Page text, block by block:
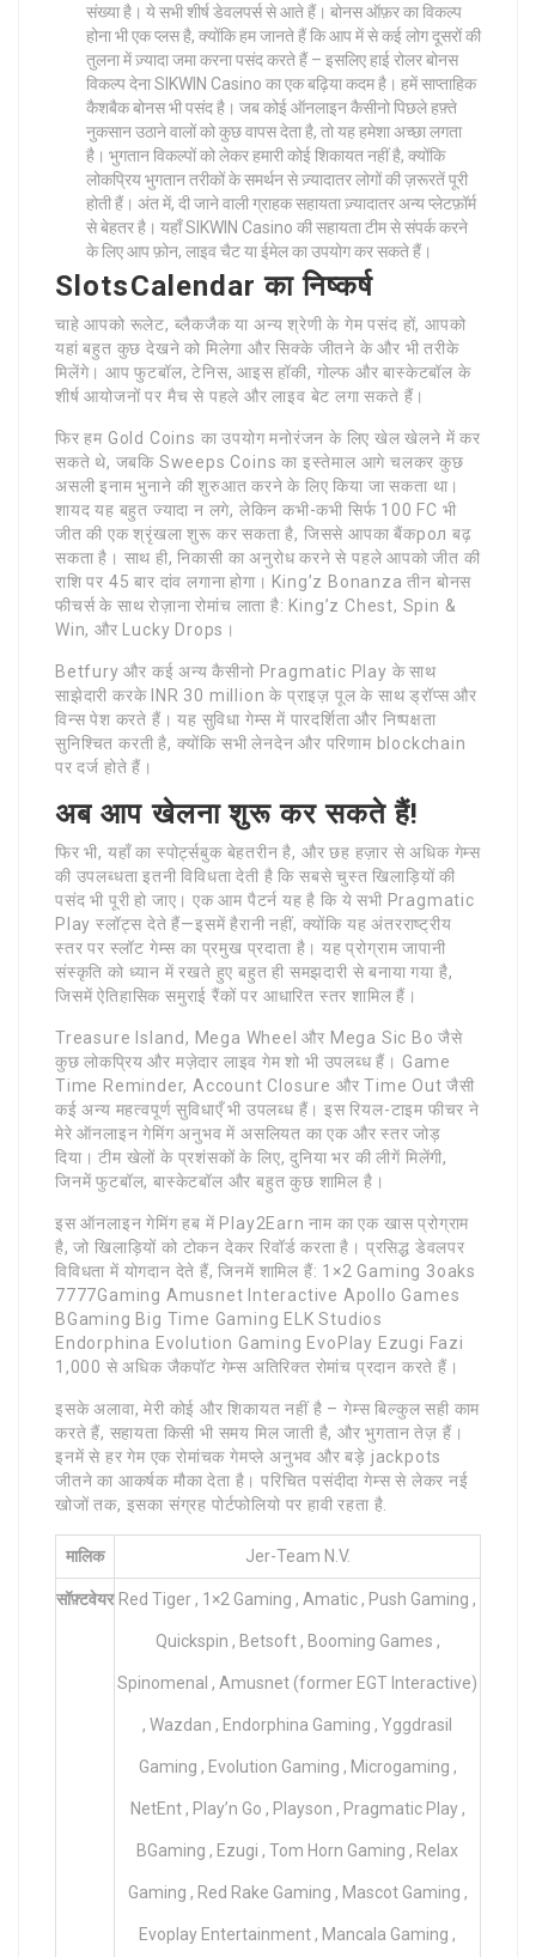
संख्या है। ये सभी शीर्ष डेवलपर्स से आते हैं। बोनस ऑफ़र का विकल्प
होना भी एक प्लस है, क्योंकि हम जानते हैं कि आप में से कई लोग दूसरों की
तुलना में ज़्यादा जमा करना पसंद करते हैं – इसलिए हाई रोलर बोनस
विकल्प देना SIKWIN Casino का एक बढ़िया कदम है। हमें साप्ताहिक
कैशबैक बोनस भी पसंद है। जब कोई ऑनलाइन कैसीनो पिछले हफ़्ते
नुकसान उठाने वालों को कुछ वापस देता है, तो यह हमेशा अच्छा लगता
है। भुगतान विकल्पों को लेकर हमारी कोई शिकायत नहीं है, क्योंकि
लोकप्रिय भुगतान तरीकों के समर्थन से ज़्यादातर लोगों की ज़रूरतें पूरी
होती हैं। अंत में, दी जाने वाली ग्राहक सहायता ज़्यादातर अन्य प्लेटफ़ॉर्म
से बेहतर है। यहाँ SIKWIN Casino की सहायता टीम से संपर्क करने
के लिए आप फ़ोन, लाइव चैट या ईमेल का उपयोग कर सकते हैं।
SlotsCalendar का निष्कर्ष
चाहे आपको रूलेट, ब्लैकजैक या अन्य श्रेणी के गेम पसंद हों, आपको
यहां बहुत कुछ देखने को मिलेगा और सिक्के जीतने के और भी तरीके
मिलेंगे। आप फुटबॉल, टेनिस, आइस हॉकी, गोल्फ और बास्केटबॉल के
शीर्ष आयोजनों पर मैच से पहले और लाइव बेट लगा सकते हैं।
फिर हम Gold Coins का उपयोग मनोरंजन के लिए खेल खेलने में कर
सकते थे, जबकि Sweeps Coins का इस्तेमाल आगे चलकर कुछ
असली इनाम भुनाने की शुरुआत करने के लिए किया जा सकता था।
शायद यह बहुत ज्यादा न लगे, लेकिन कभी-कभी सिर्फ 100 FC भी
जीत की एक श्रृंखला शुरू कर सकता है, जिससे आपका बैंकрол बढ़
सकता है। साथ ही, निकासी का अनुरोध करने से पहले आपको जीत की
राशि पर 45 बार दांव लगाना होगा। King’z Bonanza तीन बोनस
फीचर्स के साथ रोज़ाना रोमांच लाता है: King’z Chest, Spin &
Win, और Lucky Drops।
Betfury और कई अन्य कैसीनो Pragmatic Play के साथ
साझेदारी करके INR 30 million के प्राइज़ पूल के साथ ड्रॉप्स और
विन्स पेश करते हैं। यह सुविधा गेम्स में पारदर्शिता और निष्पक्षता
सुनिश्चित करती है, क्योंकि सभी लेनदेन और परिणाम blockchain
पर दर्ज होते हैं।
अब आप खेलना शुरू कर सकते हैं!
फिर भी, यहाँ का स्पोर्ट्सबुक बेहतरीन है, और छह हज़ार से अधिक गेम्स
की उपलब्धता इतनी विविधता देती है कि सबसे चुस्त खिलाड़ियों की
पसंद भी पूरी हो जाए। एक आम पैटर्न यह है कि ये सभी Pragmatic
Play स्लॉट्स देते हैं—इसमें हैरानी नहीं, क्योंकि यह अंतरराष्ट्रीय
स्तर पर स्लॉट गेम्स का प्रमुख प्रदाता है। यह प्रोग्राम जापानी
संस्कृति को ध्यान में रखते हुए बहुत ही समझदारी से बनाया गया है,
जिसमें ऐतिहासिक समुराई रैंकों पर आधारित स्तर शामिल हैं।
Treasure Island, Mega Wheel और Mega Sic Bo जैसे
कुछ लोकप्रिय और मज़ेदार लाइव गेम शो भी उपलब्ध हैं। Game
Time Reminder, Account Closure और Time Out जैसी
कई अन्य महत्वपूर्ण सुविधाएँ भी उपलब्ध हैं। इस रियल-टाइम फीचर ने
मेरे ऑनलाइन गेमिंग अनुभव में असलियत का एक और स्तर जोड़
दिया। टीम खेलों के प्रशंसकों के लिए, दुनिया भर की लीगें मिलेंगी,
जिनमें फुटबॉल, बास्केटबॉल और बहुत कुछ शामिल है।
इस ऑनलाइन गेमिंग हब में Play2Earn नाम का एक खास प्रोग्राम
है, जो खिलाड़ियों को टोकन देकर रिवॉर्ड करता है। प्रसिद्ध डेवलपर
विविधता में योगदान देते हैं, जिनमें शामिल हैं: 1×2 Gaming 3oaks
7777Gaming Amusnet Interactive Apollo Games
BGaming Big Time Gaming ELK Studios
Endorphina Evolution Gaming EvoPlay Ezugi Fazi
1,000 से अधिक जैकपॉट गेम्स अतिरिक्त रोमांच प्रदान करते हैं।
इसके अलावा, मेरी कोई और शिकायत नहीं है – गेम्स बिल्कुल सही काम
करते हैं, सहायता किसी भी समय मिल जाती है, और भुगतान तेज़ हैं।
इनमें से हर गेम एक रोमांचक गेमप्ले अनुभव और बड़े jackpots
जीतने का आकर्षक मौका देता है। परिचित पसंदीदा गेम्स से लेकर नई
खोजों तक, इसका संग्रह पोर्टफोलियो पर हावी रहता है.
मालिक Jer-Team N.V.
सॉफ़्टवेयर Red Tiger , 1×2 Gaming , Amatic , Push Gaming ,
Quickspin , Betsoft , Booming Games ,
Spinomenal , Amusnet (former EGT Interactive)
, Wazdan , Endorphina Gaming , Yggdrasil
Gaming , Evolution Gaming , Microgaming ,
NetEnt , Play’n Go , Playson , Pragmatic Play ,
BGaming , Ezugi , Tom Horn Gaming , Relax
Gaming , Red Rake Gaming , Mascot Gaming ,
Evoplay Entertainment , Mancala Gaming ,